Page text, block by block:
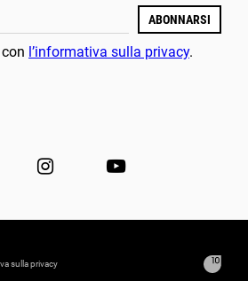
ABONNARSI
l’informativa sulla privacy.
sulla privacy